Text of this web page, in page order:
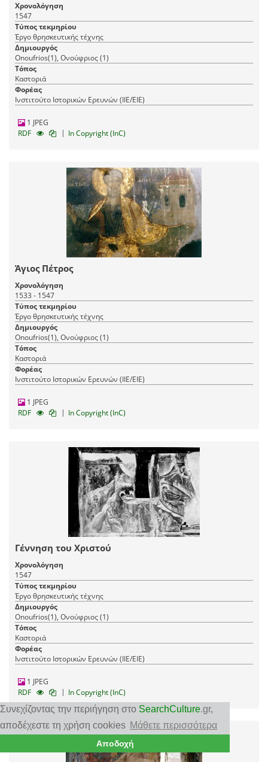
Συνεχίζοντας την περιήγηση στο SearchCulture.gr,
αποδέχεστε τη χρήση cookies Μάθετε περισσότερα
Αποδοχή
Χρονολόγηση
1547
Τύπος τεκμηρίου
Έργο θρησκευτικής τέχνης
Δημιουργός
Onoufrios(1), Ονούφριος (1)
Τόπος
Καστοριά
Φορέας
Ινστιτούτο Ιστορικών Ερευνών (ΙΙΕ/ΕΙΕ)
1 JPEG
RDF
| In Copyright (InC)
Άγιος Πέτρος
Χρονολόγηση
1533 - 1547
Τύπος τεκμηρίου
Έργο θρησκευτικής τέχνης
Δημιουργός
Onoufrios(1), Ονούφριος (1)
Τόπος
Καστοριά
Φορέας
Ινστιτούτο Ιστορικών Ερευνών (ΙΙΕ/ΕΙΕ)
1 JPEG
RDF
| In Copyright (InC)
Γέννηση του Χριστού
Χρονολόγηση
1547
Τύπος τεκμηρίου
Έργο θρησκευτικής τέχνης
Δημιουργός
Onoufrios(1), Ονούφριος (1)
Τόπος
Καστοριά
Φορέας
Ινστιτούτο Ιστορικών Ερευνών (ΙΙΕ/ΕΙΕ)
1 JPEG
RDF
| In Copyright (InC)